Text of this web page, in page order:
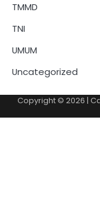
TMMD
TNI
UMUM
Uncategorized
Copyright © 2026 |